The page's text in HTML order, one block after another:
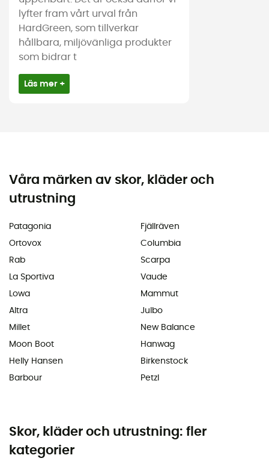
lyfter fram vårt urval från
HardGreen, som tillverkar
hållbara, miljövänliga produkter
som bidrar t
Läs mer +
Våra märken av skor, kläder och
utrustning
Patagonia
Ortovox
Rab
La Sportiva
Lowa
Altra
Millet
Moon Boot
Helly Hansen
Barbour
Fjällräven
Columbia
Scarpa
Vaude
Mammut
Julbo
New Balance
Hanwag
Birkenstock
Petzl
Skor, kläder och utrustning: fler
kategorier